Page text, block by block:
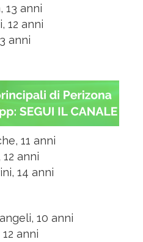
13 anni
12 anni
anni
11 anni
anni
14 anni
10 anni
anni